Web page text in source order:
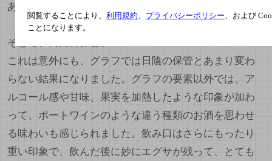
あまりオススメできない結果になりました。
そして、日向の保管。
これは意外にも、グラフでは日陰の保管とあまり変わ
らない結果になりました。グラフの要素以外では、ア
ルコール感や甘味、果実を加熱したような印象が加わ
って、ポートワインのような違う種類のお酒を思わせ
る味わいも感じられました。飲み口はさらにもったり
重い印象で、飲んだ後に妙にエグサが残って、とても
閲覧することにより、 利用規約、 プライバシーポリシー、および
ことになります。